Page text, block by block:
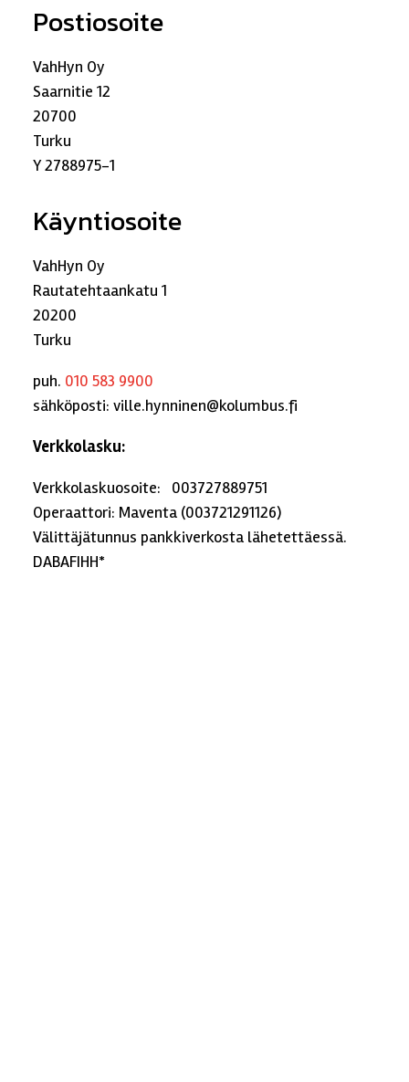
Postiosoite
VahHyn Oy
Saarnitie 12
20700
Turku
Y 2788975-1
Käyntiosoite
VahHyn Oy
Rautatehtaankatu 1
20200
Turku
puh. 010 583 9900
sähköposti: ville.hynninen@kolumbus.fi
Verkkolasku:
Verkkolaskuosoite: 003727889751
Operaattori: Maventa (003721291126)
Välittäjätunnus pankkiverkosta lähetettäessä.
DABAFIHH*